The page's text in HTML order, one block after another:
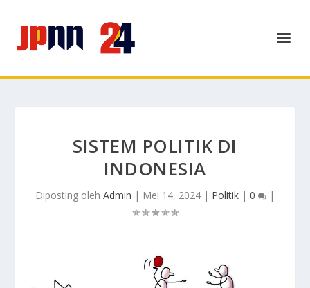
SISTEM POLITIK DI
INDONESIA
Diposting oleh Admin | Mei 14, 2024 | Politik | 0 |